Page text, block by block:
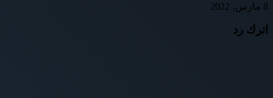
8 مارس، 2022
اترك رد